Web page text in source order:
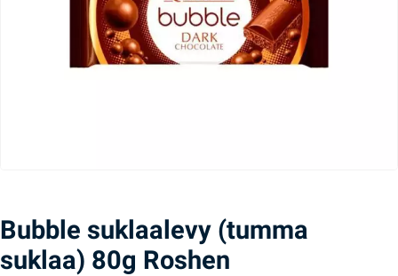
Bubble suklaalevy (tumma
suklaa) 80g Roshen